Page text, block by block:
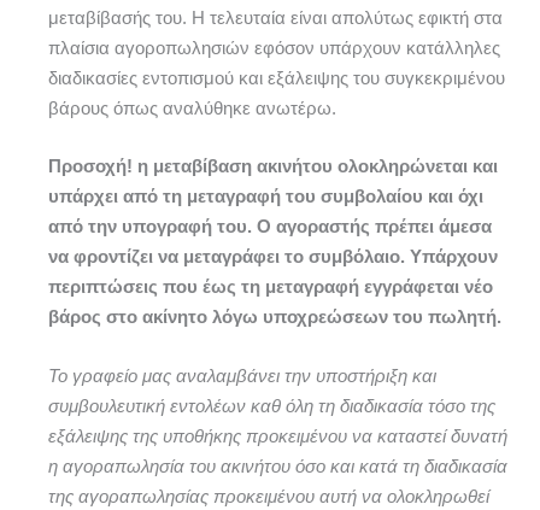
μεταβίβασής του. Η τελευταία είναι απολύτως εφικτή στα
πλαίσια αγοροπωλησιών εφόσον υπάρχουν κατάλληλες
διαδικασίες εντοπισμού και εξάλειψης του συγκεκριμένου
βάρους όπως αναλύθηκε ανωτέρω.
Προσοχή! η μεταβίβαση ακινήτου ολοκληρώνεται και
υπάρχει από τη μεταγραφή του συμβολαίου και όχι
από την υπογραφή του. Ο αγοραστής πρέπει άμεσα
να φροντίζει να μεταγράφει το συμβόλαιο. Υπάρχουν
περιπτώσεις που έως τη μεταγραφή εγγράφεται νέο
βάρος στο ακίνητο λόγω υποχρεώσεων του πωλητή.
Το γραφείο μας αναλαμβάνει την υποστήριξη και
συμβουλευτική εντολέων καθ όλη τη διαδικασία τόσο της
εξάλειψης της υποθήκης προκειμένου να καταστεί δυνατή
η αγοραπωλησία του ακινήτου όσο και κατά τη διαδικασία
της αγοραπωλησίας προκειμένου αυτή να ολοκληρωθεί